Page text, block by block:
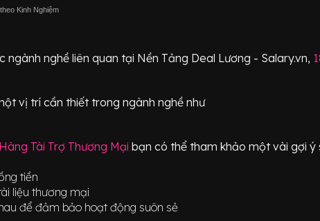
Kinh Nghiệm
nghề liên quan tại Nền Tảng Deal Lương - Salary.vn,
vị trí cần thiết trong ngành nghề như
Tài Trợ Thương Mại bạn có thể tham khảo một vài gợi ý
tiền
liệu thương mại
để đảm bảo hoạt động suôn sẻ